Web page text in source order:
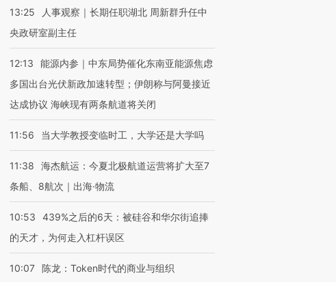
13:25
人事观察｜长期任职湖北 周新群升任中
央政研室副主任
12:13
能源内参｜中东局势催化东南亚能源焦虑
多国出台光伏新政加速转型；伊朗称与阿曼接近
达成协议 海峡现有两条航道将关闭
11:56 当大学教授变临时工，大学还是大学吗
11:38
海杰航运：今夏北极航道运营将扩大至7
条船、8航次｜出海·物流
10:53
439%之后的6天：被硅谷和华尔街追捧
的天才，为何走入杠杆误区
10:07 陈龙：Token时代的商业与组织